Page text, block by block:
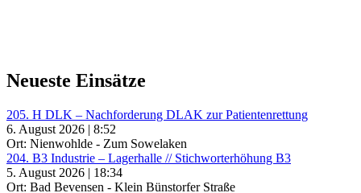
Neueste Einsätze
205. H DLK – Nachforderung DLAK zur Patientenrettung
6. August 2026 | 8:52
Ort: Nienwohlde - Zum Sowelaken
204. B3 Industrie – Lagerhalle // Stichworterhöhung B3
5. August 2026 | 18:34
Ort: Bad Bevensen - Klein Bünstorfer Straße